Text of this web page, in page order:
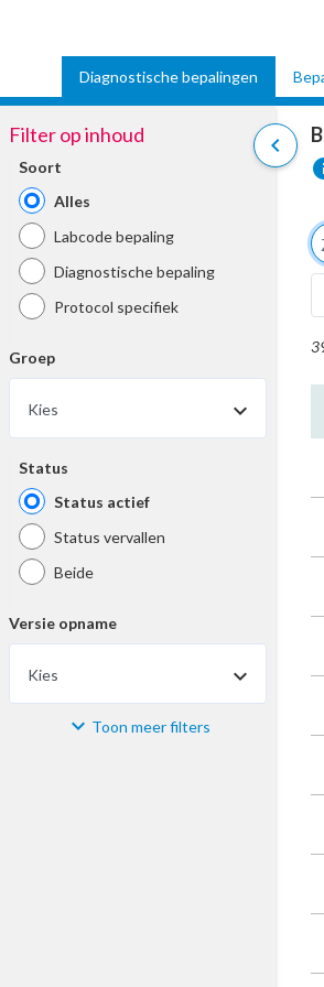
Diagnostische bepalingen
chevron_left
Filter op inhoud
Soort
Alles
Labcode bepaling
Diagnostische bepaling
Protocol specifiek
Groep
Kies
Status
Status actief
Status vervallen
Beide
Versie opname
Kies
Materiaal Toon meer filters